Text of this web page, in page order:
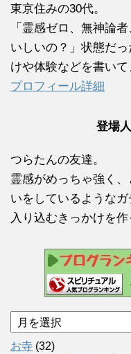
東京住みの30代。
「霊感ゼロ、無神論
いしいの？」状態だ
けや体験などを書い
プロフィール詳細
登場
つらたんの友達。
霊感がめっちゃ強く
いをしているような
入り込むきっかけを作
ア
ー
カ
お寺 (32)